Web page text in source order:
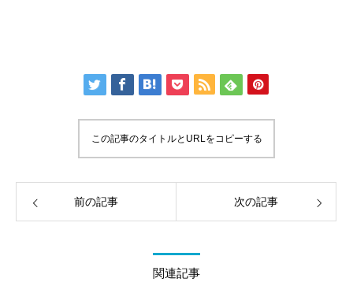
この記事のタイトルとURLをコピーする
前の記事 次の記事
関連記事